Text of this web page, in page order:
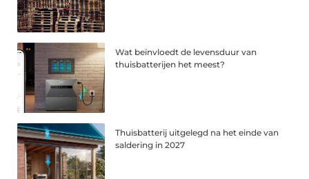
Wat beïnvloedt de levensduur van
thuisbatterijen het meest?
Thuisbatterij uitgelegd na het einde van
saldering in 2027